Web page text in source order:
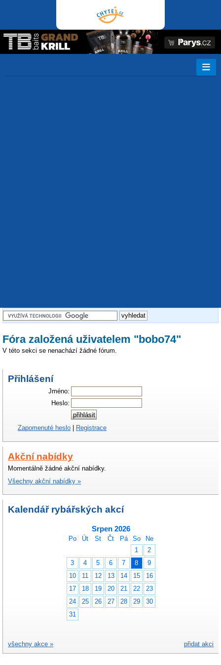
Fóra založená uživatelem "bobo74"
V této sekci se nenachází žádné fórum.
Přihlášení
Jméno:
Heslo:
Zapomenuté heslo Registrace
Akční nabídky
Momentálně žádné akční nabídky.
Všechny akční nabídky »
Kalendář rybářských akcí
Srpen 2026
Po Út St Čt Pá So
Ne
1
2
3
4 5 6 7 8
9
10
11 12 13 14 15
16
17
18 19 20 21 22
23
24
25 26 27 28 29
30
31
přidat akci
všechny akce »